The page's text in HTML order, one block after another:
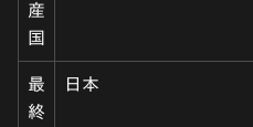
産
国
最
終
日本